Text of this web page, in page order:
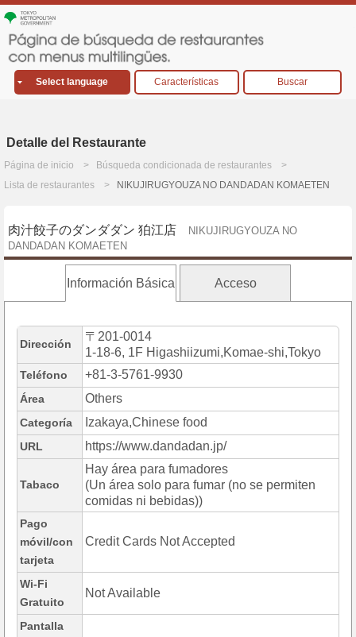
Select language Características Buscar
Detalle del Restaurante
Página de inicio
Búsqueda condicionada de restaurantes
Lista de restaurantes
NIKUJIRUGYOUZA NO DANDADAN KOMAETEN
肉汁餃子のダンダダン 狛江店
NIKUJIRUGYOUZA NO
DANDADAN KOMAETEN
Información Básica Acceso
Dirección
〒201-0014
1-18-6, 1F Higashiizumi,Komae-shi,Tokyo
Teléfono +81-3-5761-9930
Área Others
Categoría Izakaya,Chinese food
URL https://www.dandadan.jp/
Tabaco
Hay área para fumadores
(Un área solo para fumar (no se permiten
comidas ni bebidas))
Pago
móvil/con
tarjeta
Credit Cards Not Accepted
Wi-Fi
Gratuito
Not Available
Pantalla